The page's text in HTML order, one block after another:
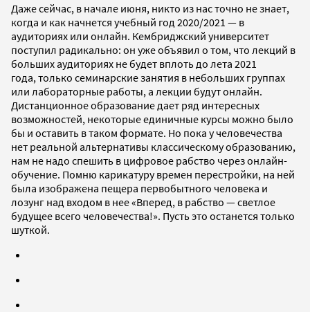
Даже сейчас, в начале июня, никто из нас точно не знает,
когда и как начнется учебный год 2020/2021 — в
аудиториях или онлайн. Кембриджский университет
поступил радикально: он уже объявил о том, что лекций в
больших аудиториях не будет вплоть до лета 2021
года, только семинарские занятия в небольших группах
или лабораторные работы, а лекции будут онлайн.
Дистанционное образование дает ряд интересных
возможностей, некоторые единичные курсы можно было
бы и оставить в таком формате. Но пока у человечества
нет реальной альтернативы классическому образованию,
нам не надо спешить в цифровое рабство через онлайн-
обучение. Помню карикатуру времен перестройки, на ней
была изображена пещера первобытного человека и
лозунг над входом в нее «Вперед, в рабство — светлое
будущее всего человечества!». Пусть это останется только
шуткой.